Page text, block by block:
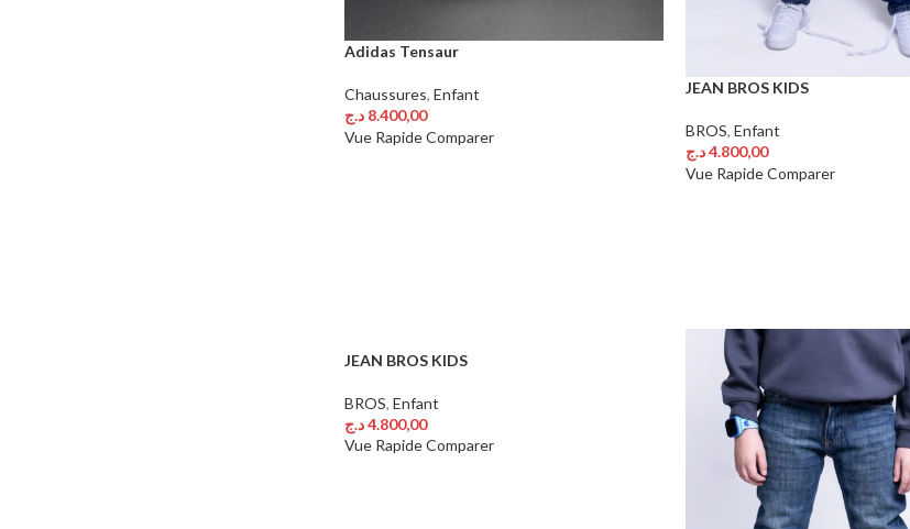
Adidas Tensaur
Chaussures, Enfant
8.400,00 د.ج
Choix Des Options
Vue RapideComparer
JEAN BROS KIDS
BROS, Enfant
4.800,00د.ج
Choix Des Options
Vue RapideComparer
JEAN BROS KIDS
BROS, Enfant
4.800,00د.ج
Choix Des Options
Vue RapideComparer